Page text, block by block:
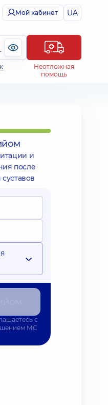
Мой кабинет UA
Неотложная
помощь
и
после
с
МС